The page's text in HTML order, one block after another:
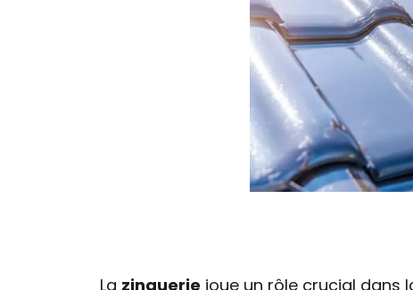
La zinguerie joue un rôle crucial dans